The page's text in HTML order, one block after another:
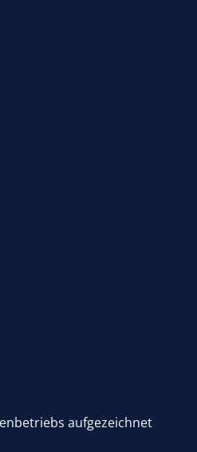
aufgezeichnet